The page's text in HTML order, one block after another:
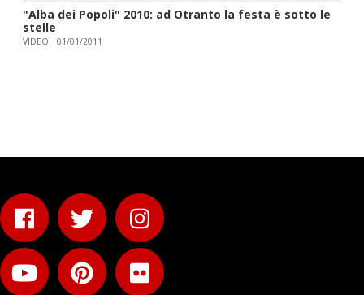
"Alba dei Popoli" 2010: ad Otranto la festa è sotto le
stelle
VIDEO 01/01/2011